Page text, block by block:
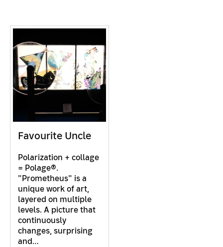
Favourite Uncle
Polarization + collage
= Polage®.
"Prometheus" is a
unique work of art,
layered on multiple
levels. A picture that
continuously
changes, surprising
and…